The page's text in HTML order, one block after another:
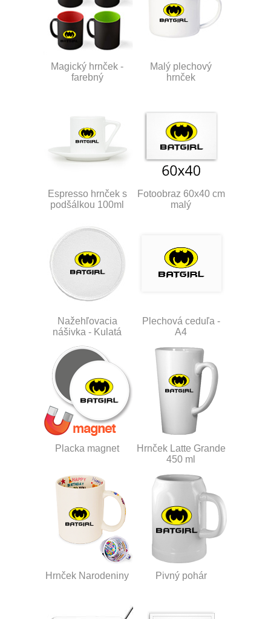
Magický hrnček -
farebný
Malý plechový
hrnček
Espresso hrnček s
podšálkou 100ml
Fotoobraz 60x40 cm
malý
Nažehľovacia
nášivka - Kulatá
Plechová ceduľa -
A4
Placka magnet
Hrnček Latte Grande
450 ml
Hrnček Narodeniny Pivný pohár